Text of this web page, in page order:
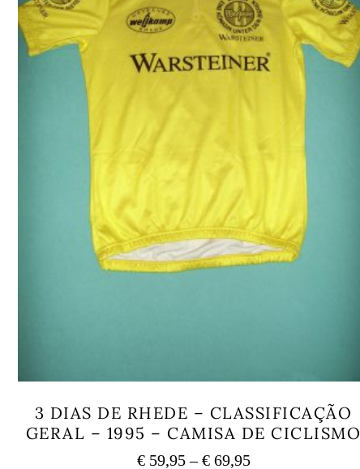
3 DIAS DE RHEDE – CLASSIFICAÇÃO
GERAL – 1995 – CAMISA DE CICLISMO
€59,95 – €69,95Price